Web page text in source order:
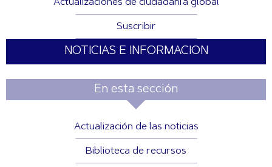
Actualizaciones de ciudadanía global
Suscribir
NOTICIAS E INFORMACION
En esta sección
Actualización de las noticias
Biblioteca de recursos